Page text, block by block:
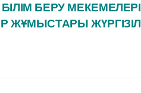
БЕРУ
ЖҰМЫСТАРЫ